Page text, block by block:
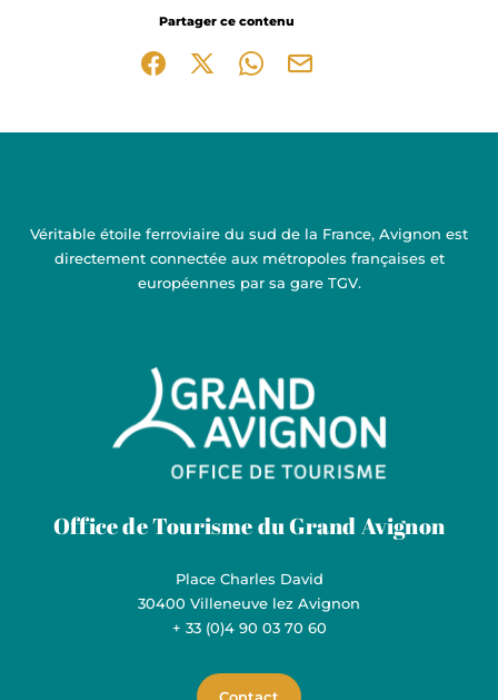
Partager ce contenu
Partager sur Facebook (nouvelle fenêtre)
Partager sur X / Twitter (nouvelle
Partager sur WhatsApp
Partager par mail
Véritable étoile ferroviaire du sud de la France, Avignon est
directement connectée aux métropoles françaises et
européennes par sa gare TGV.
Grand Avignon Tourisme
Office de Tourisme du Grand Avignon
Place Charles David
30400 Villeneuve lez Avignon
+ 33 (0)4 90 03 70 60